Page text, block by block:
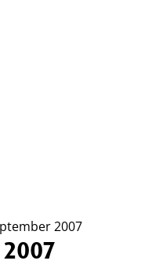
2007